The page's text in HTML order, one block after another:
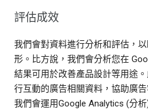
評估成效
我們會對資料進行分析和評估，
形。比方說，我們會分析您在
結果可用於改善產品設計等用途
行互動的廣告相關資料，協助廣
我們會運用Google Analytics (分